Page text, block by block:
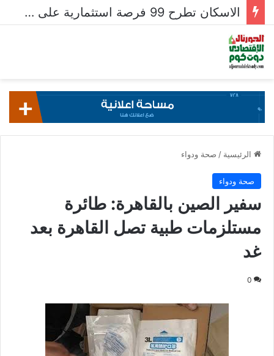
الاسكان تطرح 99 فرصة استثمارية على بوابة خدمات المستثمرين للشركات المصرية واستقبال 204 طلبات للشركات الأجنبية
الرئيسية / صحة ودواء
صحة ودواء
سفير الصين بالقاهرة: طائرة
مستلزمات طبية تصل القاهرة بعد
غد
0